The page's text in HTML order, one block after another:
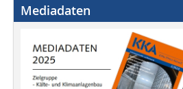
Mediadaten